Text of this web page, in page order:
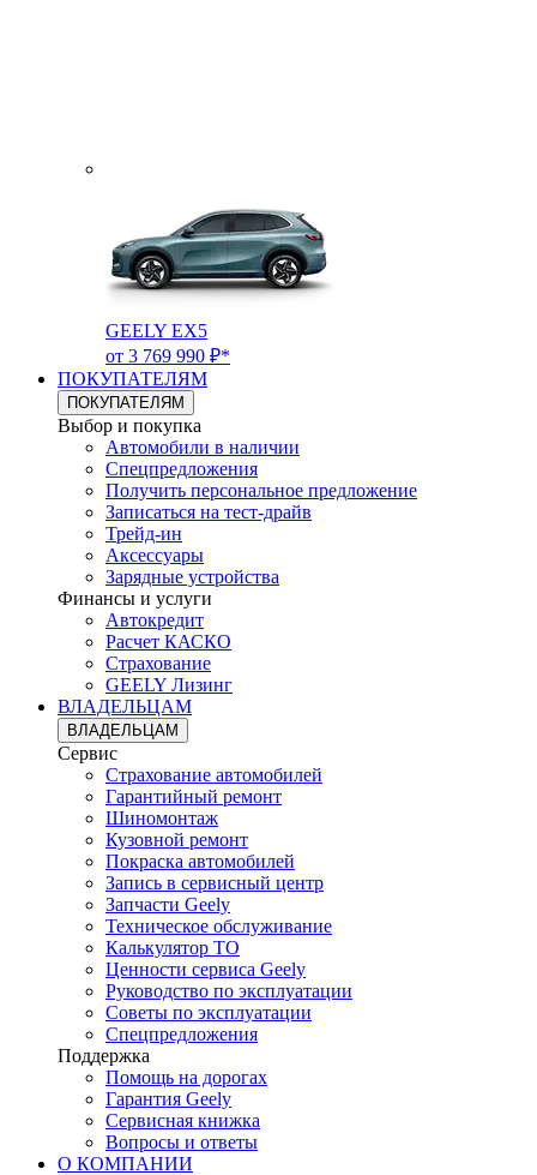
GEELY EX5
от 3 769 990 ₽*
ПОКУПАТЕЛЯМ
ПОКУПАТЕЛЯМ
Выбор и покупка
Автомобили в наличии
Спецпредложения
Получить персональное предложение
Записаться на тест-драйв
Трейд-ин
Аксессуары
Зарядные устройства
Финансы и услуги
Автокредит
Расчет КАСКО
Страхование
GEELY Лизинг
ВЛАДЕЛЬЦАМ
ВЛАДЕЛЬЦАМ
Сервис
Страхование автомобилей
Гарантийный ремонт
Шиномонтаж
Кузовной ремонт
Покраска автомобилей
Запись в сервисный центр
Запчасти Geely
Техническое обслуживание
Калькулятор ТО
Ценности сервиса Geely
Руководство по эксплуатации
Советы по эксплуатации
Спецпредложения
Поддержка
Помощь на дорогах
Гарантия Geely
Сервисная книжка
Вопросы и ответы
О КОМПАНИИ